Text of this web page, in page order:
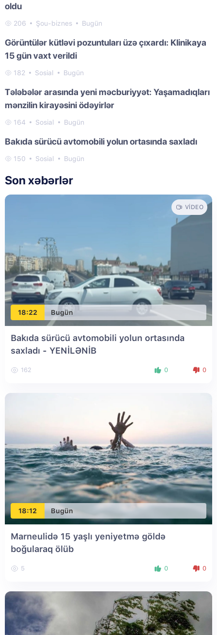
oldu
206 Şou-biznes Bugün
Görüntülər kütləvi pozuntuları üzə çıxardı: Klinikaya
15 gün vaxt verildi
182 Sosial Bugün
Tələbələr arasında yeni məcburiyyət: Yaşamadıqları
mənzilin kirayəsini ödəyirlər
164 Sosial Bugün
Bakıda sürücü avtomobili yolun ortasında saxladı
150 Sosial Bugün
Son xəbərlər
18:22 Bugün
VIDEO
Bakıda sürücü avtomobili yolun ortasında
saxladı - YENİLƏNİB
162 0 0
18:12 Bugün
Marneulidə 15 yaşlı yeniyetmə göldə
boğularaq ölüb
5 0 0